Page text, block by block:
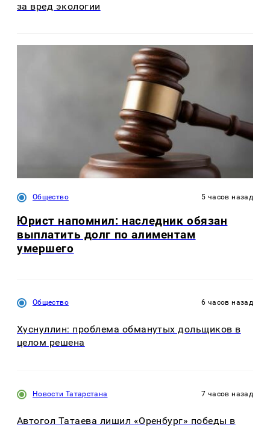
за вред экологии
Общество 5 часов назад
Юрист напомнил: наследник обязан
выплатить долг по алиментам
умершего
Общество 6 часов назад
Хуснуллин: проблема обманутых дольщиков в
целом решена
Новости Татарстана 7 часов назад
Автогол Татаева лишил «Оренбург» победы в